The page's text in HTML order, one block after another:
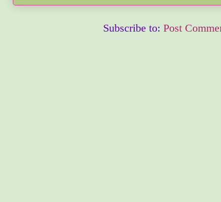
Subscribe to: Post